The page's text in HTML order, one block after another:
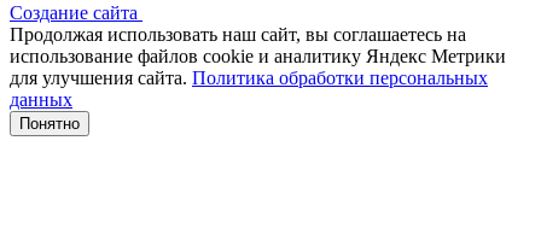
Создание сайта
Продолжая использовать наш сайт, вы соглашаетесь на
использование файлов сооkіе и аналитику Яндекс Метрики
для улучшения сайта. Политика обработки персональных
данных
Понятно